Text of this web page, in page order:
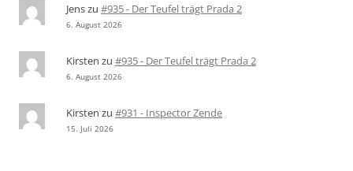
Jenszu #935 - Der Teufel trägt Prada 2
6. August 2026
Kirsten zu #935 - Der Teufel trägt Prada 2
6. August 2026
Kirsten zu #931 - Inspector Zende
15. Juli 2026